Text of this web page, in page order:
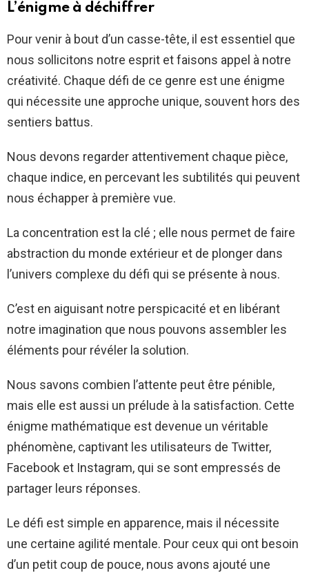
L’énigme à déchiffrer
Pour venir à bout d’un casse-tête, il est essentiel que
nous sollicitons notre esprit et faisons appel à notre
créativité. Chaque défi de ce genre est une énigme
qui nécessite une approche unique, souvent hors des
sentiers battus.
Nous devons regarder attentivement chaque pièce,
chaque indice, en percevant les subtilités qui peuvent
nous échapper à première vue.
La concentration est la clé ; elle nous permet de faire
abstraction du monde extérieur et de plonger dans
l’univers complexe du défi qui se présente à nous.
C’est en aiguisant notre perspicacité et en libérant
notre imagination que nous pouvons assembler les
éléments pour révéler la solution.
Nous savons combien l’attente peut être pénible,
mais elle est aussi un prélude à la satisfaction. Cette
énigme mathématique est devenue un véritable
phénomène, captivant les utilisateurs de Twitter,
Facebook et Instagram, qui se sont empressés de
partager leurs réponses.
Le défi est simple en apparence, mais il nécessite
une certaine agilité mentale. Pour ceux qui ont besoin
d’un petit coup de pouce, nous avons ajouté une